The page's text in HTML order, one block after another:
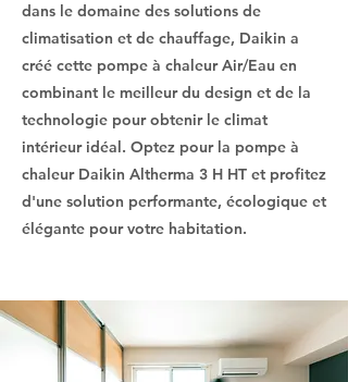
dans le domaine des solutions de
climatisation et de chauffage, Daikin a
créé cette pompe à chaleur Air/Eau en
combinant le meilleur du design et de la
technologie pour obtenir le climat
intérieur idéal. Optez pour la pompe à
chaleur Daikin Altherma 3 H HT et profitez
d'une solution performante, écologique et
élégante pour votre habitation.